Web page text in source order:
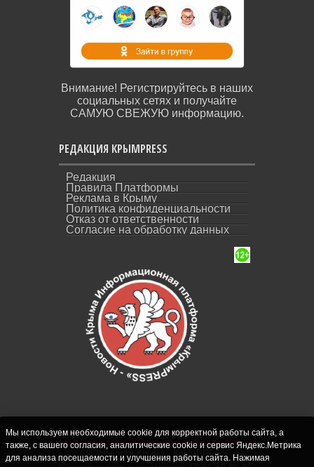
Внимание! Регистрируйтесь в наших
социальных сетях и получайте
САМУЮ СВЕЖУЮ информацию.
РЕДАКЦИЯ КРЫМPRESS
Редакция
Правила Платформы
Реклама в Крыму
Политика конфиденциальности
Отказ от ответственности
Согласие на обработку данных
СИ "Новости Крыма - КрымPRESS".
Мы используем необходимые cookie для корректной работы сайта, а
также, с вашего согласия, аналитические cookie и сервис Яндекс.Метрика
для анализа посещаемости и улучшения работы сайта. Нажимая